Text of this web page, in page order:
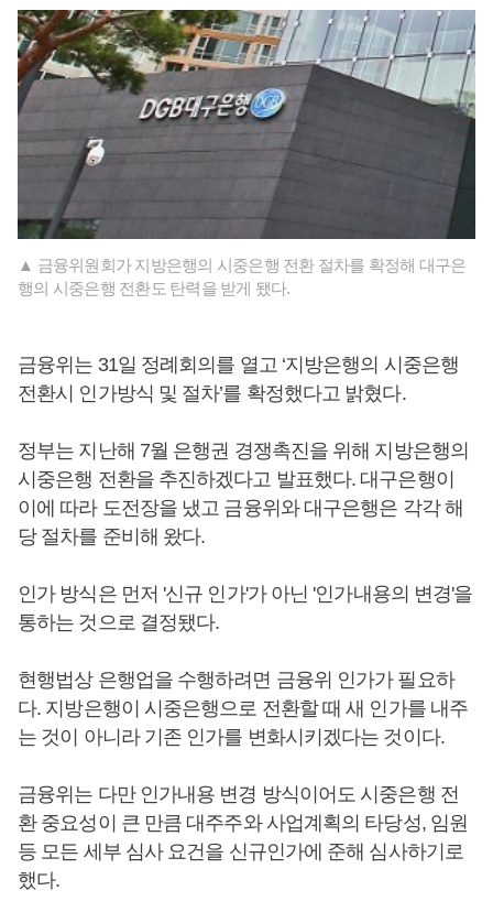
▲ 금융위원회가 지방은행의 시중은행 전환 절차를 확정해 대구은
행의 시중은행 전환도 탄력을 받게 됐다.
금융위는 31일 정례회의를 열고 ‘지방은행의 시중은행
전환시 인가방식 및 절차’를 확정했다고 밝혔다.
정부는 지난해 7월 은행권 경쟁촉진을 위해 지방은행의
시중은행 전환을 추진하겠다고 발표했다. 대구은행이
이에 따라 도전장을 냈고 금융위와 대구은행은 각각 해
당 절차를 준비해 왔다.
인가 방식은 먼저 '신규 인가'가 아닌 '인가내용의 변경'을
통하는 것으로 결정됐다.
현행법상 은행업을 수행하려면 금융위 인가가 필요하
다. 지방은행이 시중은행으로 전환할 때 새 인가를 내주
는 것이 아니라 기존 인가를 변화시키겠다는 것이다.
금융위는 다만 인가내용 변경 방식이어도 시중은행 전
환 중요성이 큰 만큼 대주주와 사업계획의 타당성, 임원
등 모든 세부 심사 요건을 신규인가에 준해 심사하기로
했다.